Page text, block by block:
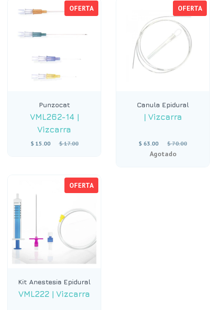
OFERTA
Punzocat
VML262-14 |
Vizcarra
$ 15.00
Precio
$ 17.00
OFERTA
Canula Epidural
| Vizcarra
$ 63.00
Precio
habitual
$ 70.00
Agotado
OFERTA
Kit Anestesia Epidural
VML222 | Vizcarra